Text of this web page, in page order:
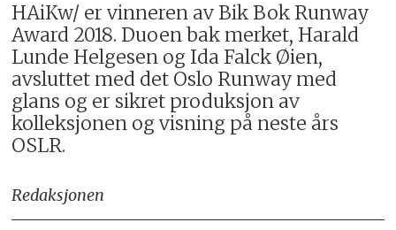
HAiKw/ er vinneren av Bik Bok Runway
Award 2018. Duoen bak merket, Harald
Lunde Helgesen og Ida Falck Øien,
avsluttet med det Oslo Runway med
glans og er sikret produksjon av
kolleksjonen og visning på neste års
OSLR.
Redaksjonen